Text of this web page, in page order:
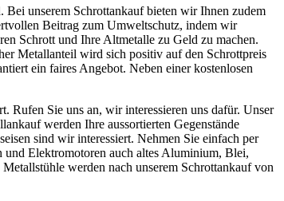
unserem Schrottankauf bieten wir Ihnen zudem
Beitrag zum Umweltschutz, indem wir
Schrott und Ihre Altmetalle zu Geld zu machen.
Metallanteil wird sich positiv auf den Schrottpreis
ein faires Angebot. Neben einer kostenlosen
Rufen Sie uns an, wir interessieren uns dafür. Unser
werden Ihre aussortierten Gegenstände
sind wir interessiert. Nehmen Sie einfach per
Elektromotoren auch altes Aluminium, Blei,
werden nach unserem Schrottankauf von